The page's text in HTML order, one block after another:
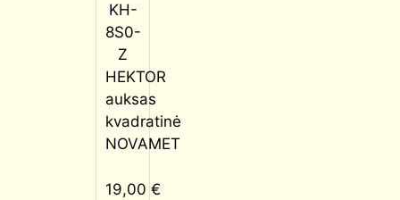
KH-
8S0-
Z
HEKTOR
auksas
kvadratinė
NOVAMET
19,00 €